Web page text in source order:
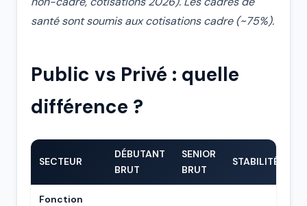
santé sont soumis aux cotisations cadre (~75%).
Public vs Privé : quelle
différence ?
SECTEUR
DÉBUTANT
BRUT
SENIOR
BRUT
STABILITÉ
Fonction